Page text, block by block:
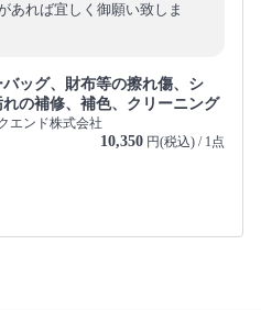
あれば宜しく御願い致しま
バッグ、財布等の擦れ傷、シ
れの補修、補色、クリーニング
エンド株式会社
10,350 円(税込) / 1点